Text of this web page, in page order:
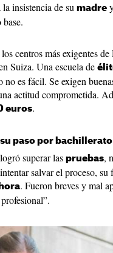
insistencia de su madre
centros más exigentes de
Suiza. Una escuela de
no es fácil. Se exigen
actitud comprometida.
euros.
paso por bachillerato
superar las pruebas,
salvar el proceso, su
. Fueron breves y mal